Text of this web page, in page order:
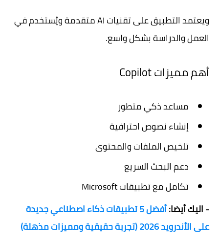
ويعتمد التطبيق على تقنيات AI متقدمة ويُستخدم في
العمل والدراسة بشكل واسع.
أهم مميزات Copilot
مساعد ذكي متطور
إنشاء نصوص احترافية
تلخيص الملفات والمحتوى
دعم البحث السريع
تكامل مع تطبيقات Microsoft
- اليك أيضا:
أفضل 5 تطبيقات ذكاء اصطناعي جديدة
على الأندرويد 2026 (تجربة حقيقية ومميزات مذهلة)